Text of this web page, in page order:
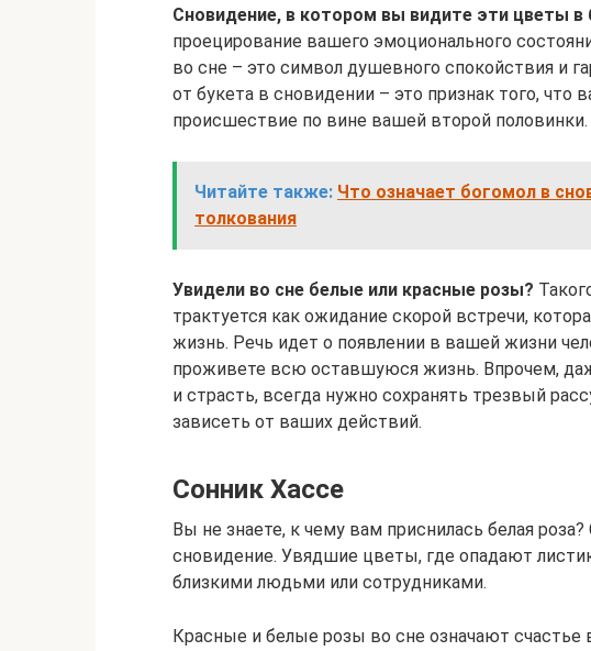
Сновидение, в котором вы видите эти цветы в
проецирование вашего эмоционального
во сне – это символ душевного спокойствия и
от букета в сновидении – это признак того, что
происшествие по вине вашей второй половинки.
Читайте также: Что означает богомол в
толкования
Увидели во сне белые или красные розы?
трактуется как ожидание скорой встречи,
жизнь. Речь идет о появлении в вашей жизни
проживете всю оставшуюся жизнь. Впрочем,
и страсть, всегда нужно сохранять трезвый
зависеть от ваших действий.
Сонник Хассе
Вы не знаете, к чему вам приснилась белая
сновидение. Увядшие цветы, где опадают
близкими людьми или сотрудниками.
Красные и белые розы во сне означают счастье